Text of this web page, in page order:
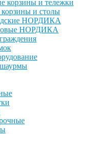
корзины и тележки
и столы
НОРДИКА
НОРДИКА